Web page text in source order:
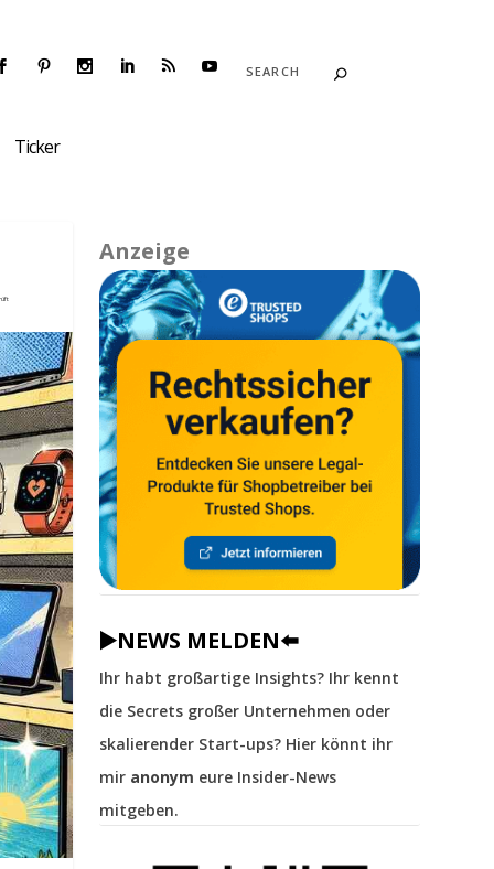
Ticker
Anzeige
▶️NEWS MELDEN⬅️
Ihr habt großartige Insights? Ihr kennt
die Secrets großer Unternehmen oder
skalierender Start-ups? Hier könnt ihr
mir anonym eure Insider-News
mitgeben.